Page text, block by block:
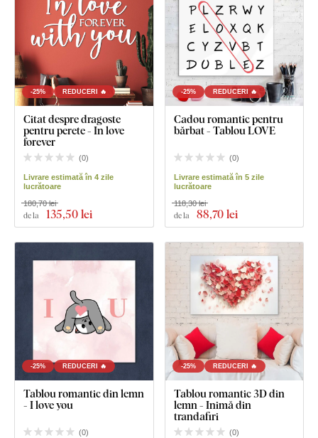
-25% REDUCERI 🔥
Citat despre dragoste
pentru perete - In love
forever
(0)
Livrare estimată în 4 zile
lucrătoare
de la 135,50 lei
180,70 lei
-25% REDUCERI 🔥
Cadou romantic pentru
bărbat - Tablou LOVE
(0)
Livrare estimată în 5 zile
lucrătoare
de la 88,70 lei
118,30 lei
-25% REDUCERI 🔥
Tablou romantic din lemn
- I love you
(0)
-25% REDUCERI 🔥
Tablou romantic 3D din
lemn - Inimă din
trandafiri
(0)